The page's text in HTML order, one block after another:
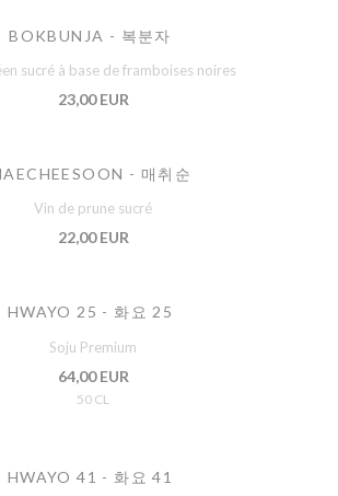
BOKBUNJA - 복분자
sucré à base de framboises noires
23,00 EUR
- 매취순
Vin de prune sucré
22,00 EUR
HWAYO 25 - 화요 25
Soju Premium
64,00 EUR
50 CL
HWAYO 41 - 화요 41